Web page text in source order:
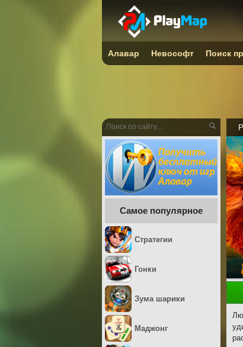
Самое популярное
Стратегии
Гонки
Зума шарики
Маджонг
Алавар Невософт Поиск